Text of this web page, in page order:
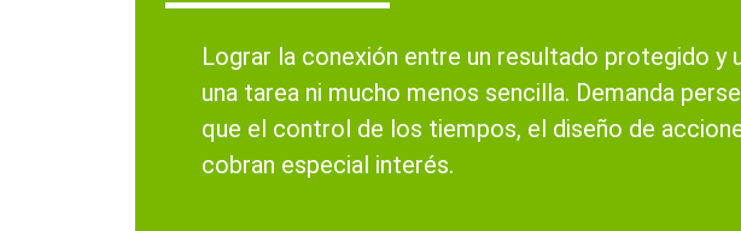
Lograr la conexión entre un resultado protegido y
una tarea ni mucho menos sencilla. Demanda
que el control de los tiempos, el diseño de
cobran especial interés.